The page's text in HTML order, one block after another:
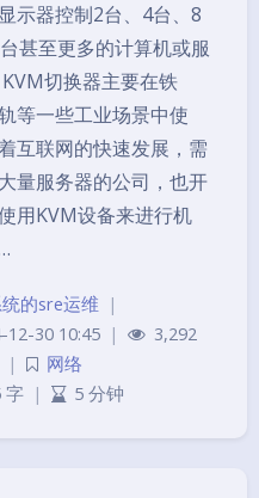
示器控制2台、4台、8
甚至更多的计算机或服
切换器主要在铁
等一些工业场景中使
互联网的快速发展，需
量服务器的公司，也开
用KVM设备来进行机
的sre运维
|
12-30 10:45 |
3,292
|
网络
字 | 5 分钟